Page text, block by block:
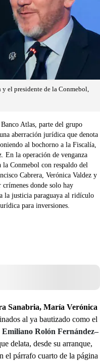
el presidente de la Conmebol,
Atlas, parte del grupo
aberración jurídica que denota
al bochorno a la Fiscalía,
En la operación de venganza
Conmebol con respaldo del
Cabrera, Verónica Valdez y
crímenes donde solo hay
la justicia paraguaya al ridículo
para inversiones.
Sanabria, María Verónica
al ya bautizado como el
Emiliano Rolón Fernández–
delata, desde su arranque,
el párrafo cuarto de la página